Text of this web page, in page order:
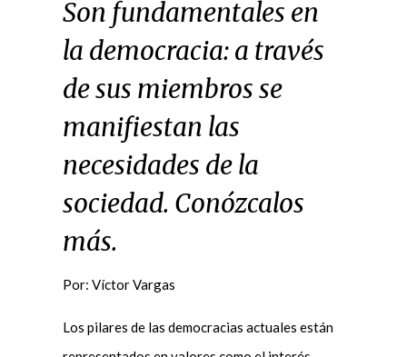
Son fundamentales en
la democracia: a través
de sus miembros se
manifiestan las
necesidades de la
sociedad. Conózcalos
más.
Por: Víctor Vargas
Los pilares de las democracias actuales están